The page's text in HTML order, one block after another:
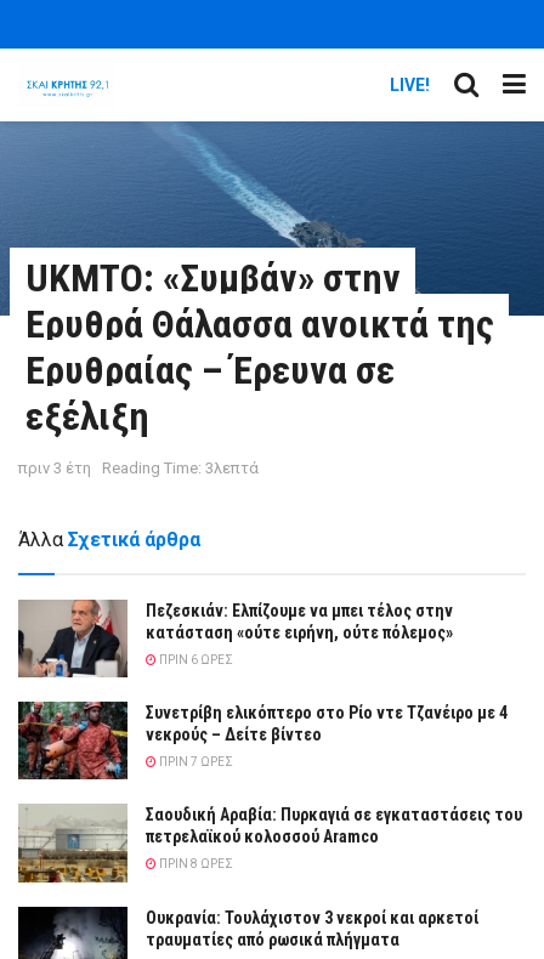
LIVE!
UKMTO: «Συμβάν» στην
Ερυθρά Θάλασσα ανοικτά της
Ερυθραίας – Έρευνα σε
εξέλιξη
πριν 3 έτη Reading Time: 3λεπτά
Άλλα Σχετικά άρθρα
Πεζεσκιάν: Ελπίζουμε να μπει τέλος στην
κατάσταση «ούτε ειρήνη, ούτε πόλεμος»
ΠΡΙΝ 6 ΏΡΕΣ
Συνετρίβη ελικόπτερο στο Ρίο ντε Τζανέιρο με 4
νεκρούς – Δείτε βίντεο
ΠΡΙΝ 7 ΏΡΕΣ
Σαουδική Αραβία: Πυρκαγιά σε εγκαταστάσεις του
πετρελαϊκού κολοσσού Aramco
ΠΡΙΝ 8 ΏΡΕΣ
Ουκρανία: Τουλάχιστον 3 νεκροί και αρκετοί
τραυματίες από ρωσικά πλήγματα